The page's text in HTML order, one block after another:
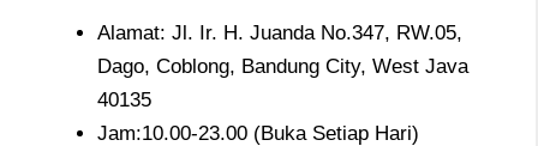
Alamat: Jl. Ir. H. Juanda No.347, RW.05,
Dago, Coblong, Bandung City, West Java
40135
Jam:10.00-23.00 (Buka Setiap Hari)